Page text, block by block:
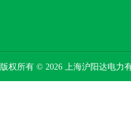
版权所有 © 2026 上海沪阳达电力